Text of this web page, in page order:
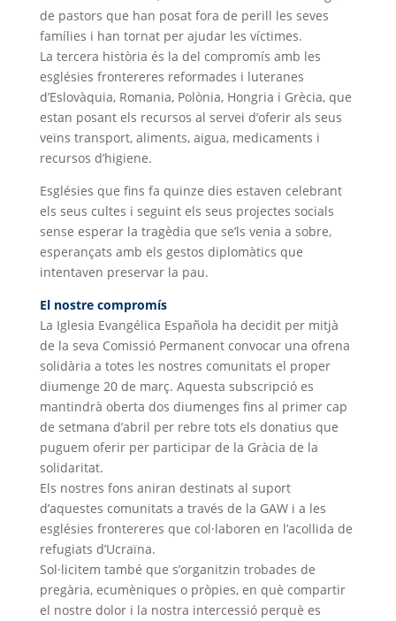
de pastors que han posat fora de perill les seves
famílies i han tornat per ajudar les víctimes.
La tercera història és la del compromís amb les
esglésies frontereres reformades i luteranes
d’Eslovàquia, Romania, Polònia, Hongria i Grècia, que
estan posant els recursos al servei d’oferir als seus
veïns transport, aliments, aigua, medicaments i
recursos d’higiene.
Esglésies que fins fa quinze dies estaven celebrant
els seus cultes i seguint els seus projectes socials
sense esperar la tragèdia que se’ls venia a sobre,
esperançats amb els gestos diplomàtics que
intentaven preservar la pau.
El nostre compromís
La Iglesia Evangélica Española ha decidit per mitjà
de la seva Comissió Permanent convocar una ofrena
solidària a totes les nostres comunitats el proper
diumenge 20 de març. Aquesta subscripció es
mantindrà oberta dos diumenges fins al primer cap
de setmana d’abril per rebre tots els donatius que
puguem oferir per participar de la Gràcia de la
solidaritat.
Els nostres fons aniran destinats al suport
d’aquestes comunitats a través de la GAW i a les
esglésies frontereres que col·laboren en l’acollida de
refugiats d’Ucraïna.
Sol·licitem també que s’organitzin trobades de
pregària, ecumèniques o pròpies, en què compartir
el nostre dolor i la nostra intercessió perquè es